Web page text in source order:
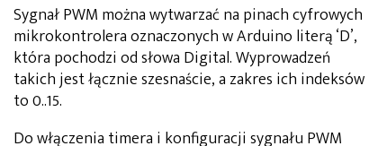
Sygnał PWM można wytwarzać na pinach cyfrowych
mikrokontrolera oznaczonych w Arduino literą ‘D’,
która pochodzi od słowa Digital. Wyprowadzeń
takich jest łącznie szesnaście, a zakres ich indeksów
to 0..15.
Do włączenia timera i konfiguracji sygnału PWM